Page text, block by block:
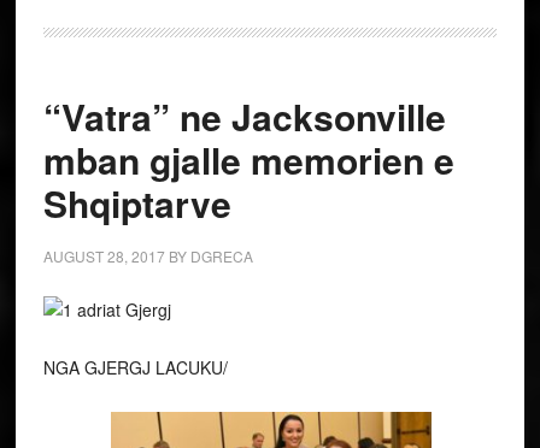
“Vatra” ne Jacksonville
mban gjalle memorien e
Shqiptarve
AUGUST 28, 2017BY DGRECA
NGA GJERGJ LACUKU/